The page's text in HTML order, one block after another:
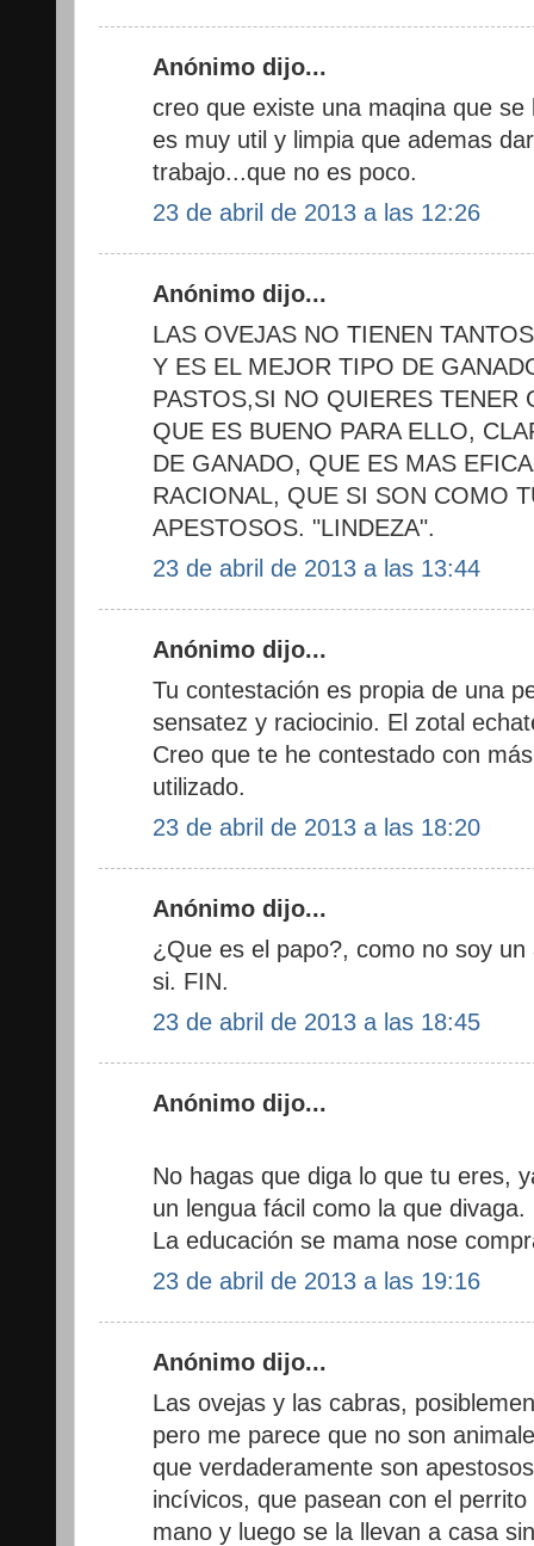
Anónimo dijo...
creo que existe una maqina que
es muy util y limpia que ademas
trabajo...que no es poco.
23 de abril de 2013 a las 12:26
Anónimo dijo...
LAS OVEJAS NO TIENEN
Y ES EL MEJOR TIPO DE
PASTOS,SI NO QUIERES TENER
QUE ES BUENO PARA ELLO,
DE GANADO, QUE ES MAS
RACIONAL, QUE SI SON COMO
APESTOSOS. "LINDEZA".
23 de abril de 2013 a las 13:44
Anónimo dijo...
Tu contestación es propia de una
sensatez y raciocinio. El zotal
Creo que te he contestado con
utilizado.
23 de abril de 2013 a las 18:20
Anónimo dijo...
¿Que es el papo?, como no soy
si. FIN.
23 de abril de 2013 a las 18:45
Anónimo dijo...
No hagas que diga lo que tu eres,
un lengua fácil como la que divaga.
La educación se mama nose
23 de abril de 2013 a las 19:16
Anónimo dijo...
Las ovejas y las cabras,
pero me parece que no son
que verdaderamente son
incívicos, que pasean con el
mano y luego se la llevan a casa